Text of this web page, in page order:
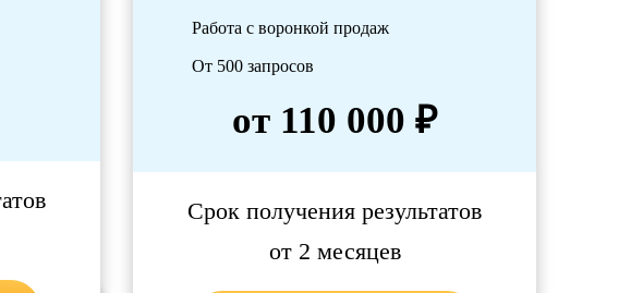
Работа с воронкой продаж
От 500 запросов
от 110 000 ₽
Срок получения результатов
от 2 месяцев